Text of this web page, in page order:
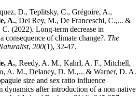
D., Teplitsky, C., Grégoire, A.,
A., Del Rey, M., De Franceschi, C.,... &
(2022). Long-term decrease in
consequence of climate change?. The
, 200(1), 32-47.
A., Reedy, A. M., Kahrl, A. F., Mitchell,
A. M., Delaney, D. M.,... & Warner, D. A.
size and sex ratio influence
dynamics after introduction of a non‐native